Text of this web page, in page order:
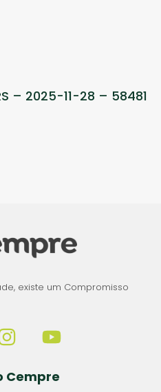
– 2025-11-28 – 58481
existe um Compromisso
Cempre